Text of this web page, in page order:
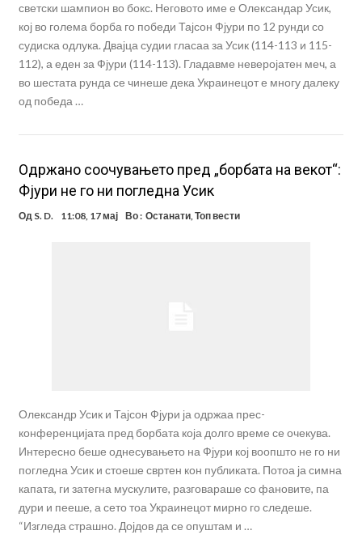
светски шампион во бокс. Неговото име е Олександар Усик,
кој во голема борба го победи Тајсон Фјури по 12 рунди со
судиска одлука. Двајца судии гласаа за Усик (114-113 и 115-
112), а еден за Фјури (114-113). Гладавме неверојатен меч, а
во шестата рунда се чинеше дека Украинецот е многу далеку
од победа …
Одржано соочувањето пред „борбата на векот“:
Фјури не го ни погледна Усик
Од S. D. 11:08, 17 мај Во : Останати,Топ вести
Олександр Усик и Тајсон Фјури ја одржаа прес-
конференцијата пред борбата која долго време се очекува.
Интересно беше однесувањето на Фјури кој воопшто не го ни
погледна Усик и стоеше свртен кон публиката. Потоа ја симна
капата, ги затегна мускулите, разговараше со фановите, па
дури и пееше, а сето тоа Украинецот мирно го следеше.
“Изгледа страшно. Дојдов да се опуштам и …